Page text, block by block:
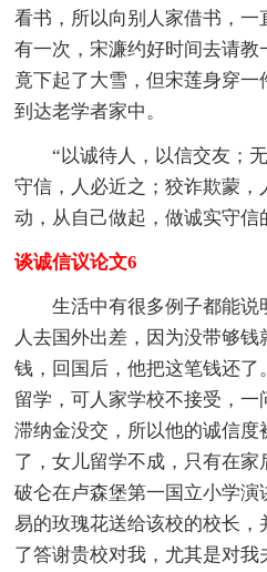
看书，所以向别人家借书，一
有一次，宋濂约好时间去请
竟下起了大雪，但宋莲身穿
到达老学者家中。
“以诚待人，以信交友；无
守信，人必近之；狡诈欺蒙
动，从自己做起，做诚实守信
谈诚信议论文6
生活中有很多例子都能说
人去国外出差，因为没带够
钱，回国后，他把这笔钱还了
留学，可人家学校不接受，
滞纳金没交，所以他的诚信
了，女儿留学不成，只有在家
破仑在卢森堡第一国立小学
易的玫瑰花送给该校的校长，
了答谢贵校对我，尤其是对我